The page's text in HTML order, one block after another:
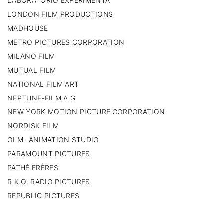
LONDON FILM PRODUCTIONS
MADHOUSE
METRO PICTURES CORPORATION
MILANO FILM
MUTUAL FILM
NATIONAL FILM ART
NEPTUNE-FILM A.G
NEW YORK MOTION PICTURE CORPORATION
NORDISK FILM
OLM- ANIMATION STUDIO
PARAMOUNT PICTURES
PATHÉ FRÈRES
R.K.O. RADIO PICTURES
REPUBLIC PICTURES